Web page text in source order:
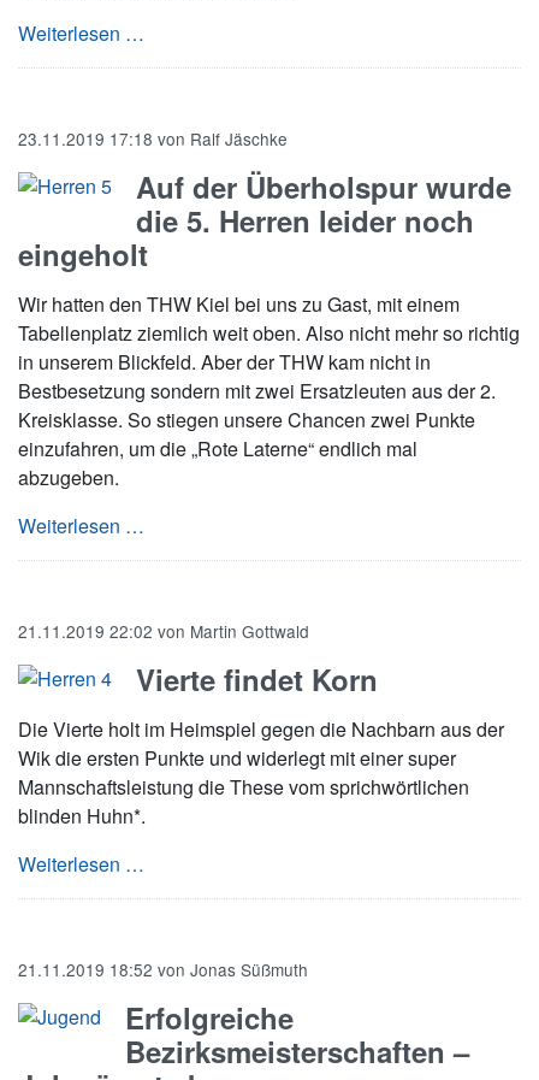
Weiterlesen …
23.11.2019 17:18 von Ralf Jäschke
Auf der Überholspur wurde
die 5. Herren leider noch
eingeholt
Wir hatten den THW Kiel bei uns zu Gast, mit einem
Tabellenplatz ziemlich weit oben. Also nicht mehr so richtig
in unserem Blickfeld. Aber der THW kam nicht in
Bestbesetzung sondern mit zwei Ersatzleuten aus der 2.
Kreisklasse. So stiegen unsere Chancen zwei Punkte
einzufahren, um die „Rote Laterne“ endlich mal
abzugeben.
Weiterlesen …
21.11.2019 22:02 von Martin Gottwald
Vierte findet Korn
Die Vierte holt im Heimspiel gegen die Nachbarn aus der
Wik die ersten Punkte und widerlegt mit einer super
Mannschaftsleistung die These vom sprichwörtlichen
blinden Huhn*.
Weiterlesen …
21.11.2019 18:52 von Jonas Süßmuth
Erfolgreiche
Bezirksmeisterschaften –